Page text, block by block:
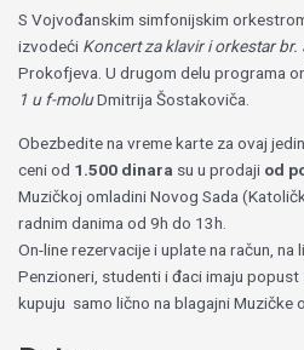
S Vojvođanskim simfonijskim
izvodeći Koncert za klavir i orkestar
Prokofjeva. U drugom delu programa
1 u f-moluDmitrija Šostakoviča.
Obezbedite na vreme karte za ovaj
ceni od 1.500 dinara su u prodaji od
Muzičkoj omladini Novog Sada
radnim danima od 9h do 13h.
On-line rezervacije i uplate na račun, na
Penzioneri, studenti i đaci imaju
kupuju samo lično na blagajni Muzičke